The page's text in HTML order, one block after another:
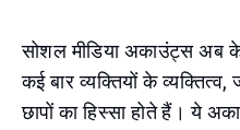
सोशल मीडिया अकाउंट्स अब
कई बार व्यक्तियों के
छापों का हिस्सा होते हैं। ये